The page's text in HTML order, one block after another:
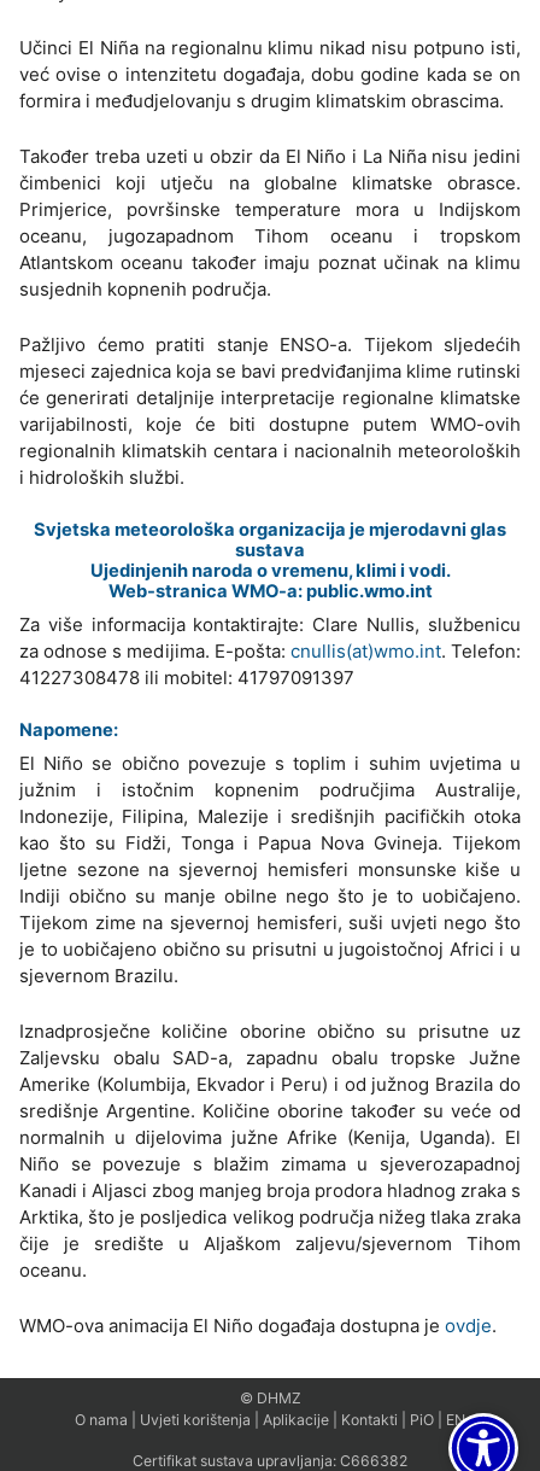
Učinci El Niña na regionalnu klimu nikad nisu potpuno isti,
već ovise o intenzitetu događaja, dobu godine kada se on
formira i međudjelovanju s drugim klimatskim obrascima.
Također treba uzeti u obzir da El Niño i La Niña nisu jedini
čimbenici koji utječu na globalne klimatske obrasce.
Primjerice, površinske temperature mora u Indijskom
oceanu, jugozapadnom Tihom oceanu i tropskom
Atlantskom oceanu također imaju poznat učinak na klimu
susjednih kopnenih područja.
Pažljivo ćemo pratiti stanje ENSO-a. Tijekom sljedećih
mjeseci zajednica koja se bavi predviđanjima klime rutinski
će generirati detaljnije interpretacije regionalne klimatske
varijabilnosti, koje će biti dostupne putem WMO-ovih
regionalnih klimatskih centara i nacionalnih meteoroloških
i hidroloških službi.
Svjetska meteorološka organizacija je mjerodavni glas
sustava
Ujedinjenih naroda o vremenu, klimi i vodi.
Web-stranica WMO-a: public.wmo.int
Za više informacija kontaktirajte: Clare Nullis, službenicu
za odnose s medijima. E-pošta: cnullis(at)wmo.int. Telefon:
41227308478 ili mobitel: 41797091397
Napomene:
El Niño se obično povezuje s toplim i suhim uvjetima u
južnim i istočnim kopnenim područjima Australije,
Indonezije, Filipina, Malezije i središnjih pacifičkih otoka
kao što su Fidži, Tonga i Papua Nova Gvineja. Tijekom
ljetne sezone na sjevernoj hemisferi monsunske kiše u
Indiji obično su manje obilne nego što je to uobičajeno.
Tijekom zime na sjevernoj hemisferi, suši uvjeti nego što
je to uobičajeno obično su prisutni u jugoistočnoj Africi i u
sjevernom Brazilu.
Iznadprosječne količine oborine obično su prisutne uz
Zaljevsku obalu SAD-a, zapadnu obalu tropske Južne
Amerike (Kolumbija, Ekvador i Peru) i od južnog Brazila do
središnje Argentine. Količine oborine također su veće od
normalnih u dijelovima južne Afrike (Kenija, Uganda). El
Niño se povezuje s blažim zimama u sjeverozapadnoj
Kanadi i Aljasci zbog manjeg broja prodora hladnog zraka s
Arktika, što je posljedica velikog područja nižeg tlaka zraka
čije je središte u Aljaškom zaljevu/sjevernom Tihom
oceanu.
WMO-ova animacija El Niño događaja dostupna je ovdje.
© DHMZ
O nama
Uvjeti korištenja Aplikacije Kontakti PiO EN
Certifikat sustava upravljanja: C666382